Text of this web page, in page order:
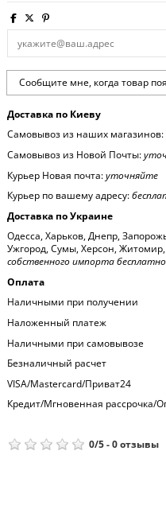
Доставка по Киеву
Самовывоз из наших магазинов:
Самовывоз из Новой Почты:
Курьер Новая почта:уточняйте
Курьер по вашему адресу:
Доставка по Украине
Одесса, Харьков, Днепр,
Ужгород, Сумы, Херсон,
собственного импорта бесплатно
Оплата
Наличными при получении
Наложенный платеж
Наличными при самовывозе
Безналичный расчет
VISA/Mastercard/Приват24
Кредит/Мгновенная рассрочка/
0/5-0отзывы